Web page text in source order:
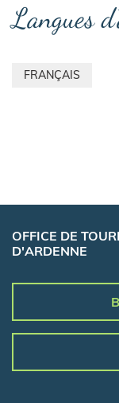
Langues
FRANÇAIS
OFFICE DE
D'ARDENNE